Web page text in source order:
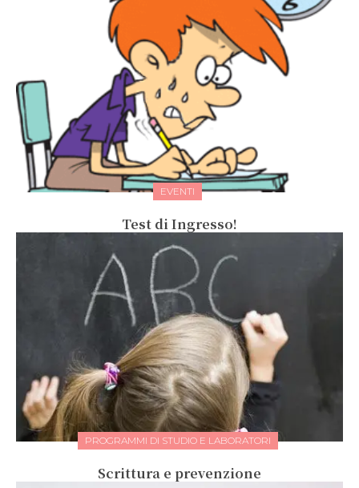
EVENTI
Test di Ingresso!
PROGRAMMI DI STUDIO E LABORATORI
Scrittura e prevenzione